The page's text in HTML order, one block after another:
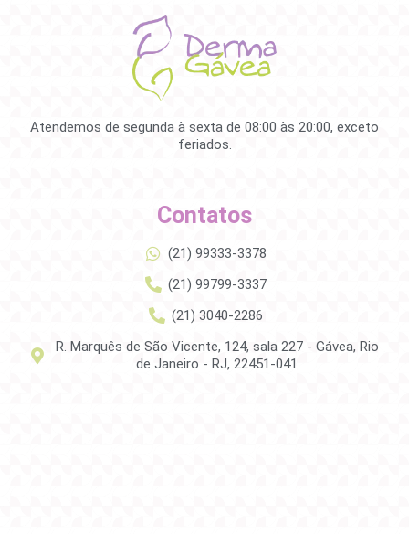
Atendemos de segunda à sexta de 08:00 às 20:00, exceto
feriados.
Contatos
(21) 99333-3378
(21) 99799-3337
(21) 3040-2286
R. Marquês de São Vicente, 124, sala 227 - Gávea, Rio
de Janeiro - RJ, 22451-041